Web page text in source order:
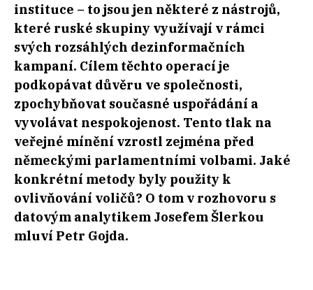
instituce – to jsou jen některé z nástrojů,
které ruské skupiny využívají v rámci
svých rozsáhlých dezinformačních
kampaní. Cílem těchto operací je
podkopávat důvěru ve společnosti,
zpochybňovat současné uspořádání a
vyvolávat nespokojenost. Tento tlak na
veřejné mínění vzrostl zejména před
německými parlamentními volbami. Jaké
konkrétní metody byly použity k
ovlivňování voličů? O tom v rozhovoru s
datovým analytikem Josefem Šlerkou
mluví Petr Gojda.